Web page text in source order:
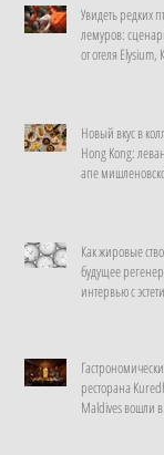
Увидеть редких
лемуров:
от отеля Elysium,
Новый вкус в
Hong Kong:
апе
Как жировые
будущее
интервью с
ресторана
Maldives вошли